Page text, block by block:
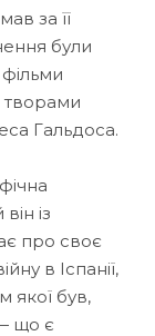
за її
були
фільми
творами
Гальдоса.
із
про своє
в Іспанії,
якої був,
що є